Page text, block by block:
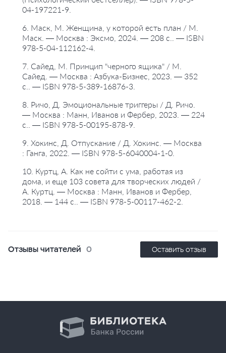
04-197221-9.
6. Маск, М. Женщина, у которой есть план / М.
Маск. — Москва : Эксмо, 2024. — 208 с.. — ISBN
978-5-04-112162-4.
7. Сайед, М. Принцип "черного ящика" / М.
Сайед. — Москва : Азбука-Бизнес, 2023. — 352
с.. — ISBN 978-5-389-16876-3.
8. Ричо, Д. Эмоциональные триггеры / Д. Ричо.
— Москва : Манн, Иванов и Фербер, 2023. — 224
с.. — ISBN 978-5-00195-878-9.
9. Хокинс, Д. Отпускание / Д. Хокинс. — Москва
: Ганга, 2022. — ISBN 978-5-6040004-1-0.
10. Куртц, А. Как не сойти с ума, работая из
дома, и еще 103 совета для творческих людей /
А. Куртц. — Москва : Манн, Иванов и Фербер,
2018. — 144 с.. — ISBN 978-5-00117-462-2.
Отзывы читателей 0 Оставить отзыв